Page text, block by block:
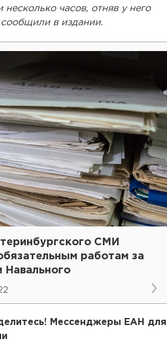
часов, отняв у него
в издании.
СМИ
работам за
Навального
Мессенджеры ЕАН для